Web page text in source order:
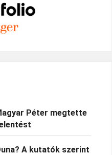
Péter megtette
A kutatók szerint